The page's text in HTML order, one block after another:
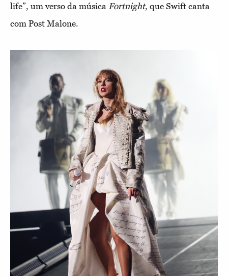
life”, um verso da música Fortnight, que Swift canta
com Post Malone.